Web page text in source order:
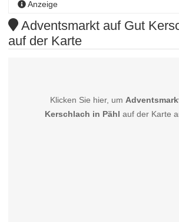
Anzeige
Adventsmarkt auf Gut
auf der Karte
Klicken Sie hier, um
Kerschlach in Pähl auf der Karte